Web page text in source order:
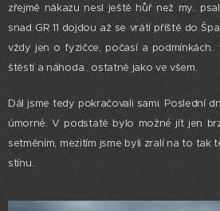
zřejmě nákazu nesl ještě hůř než my..
snad GR 11 dojdou až se vrátí příště do
vždy jen o fyzičce, počasí a
štěstí a náhoda.. ostatně jako ve všem.
Dál jsme tedy pokračovali sami. Poslední
úmorné. V podstatě bylo možné jít jen
setměním, mezitím jsme byli zralí na to tak
stínu..